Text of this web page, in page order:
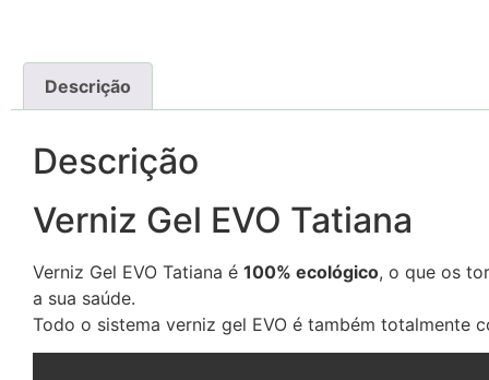
Descrição
Descrição
Verniz Gel EVO Tatiana
Verniz Gel EVO Tatiana é 100% ecológico, o que os
a sua saúde.
Todo o sistema verniz gel EVO é também totalmente